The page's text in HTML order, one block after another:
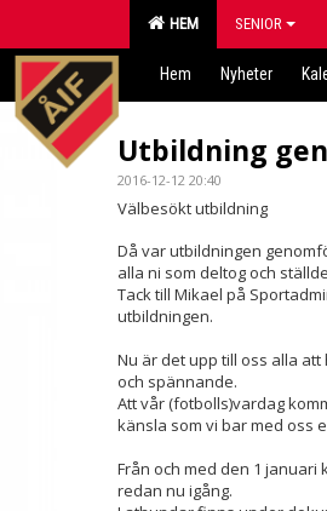
HEM SENIOR
Hem Nyheter
Utbildning
2016-12-12 20:40
Välbesökt utbildning
Då var utbildningen
alla ni som deltog och
Tack till Mikael på
utbildningen.
Nu är det upp till oss alla
och spännande.
Att vår (fotbolls)vardag
känsla som vi bar med oss
Från och med den 1 januari
redan nu igång.